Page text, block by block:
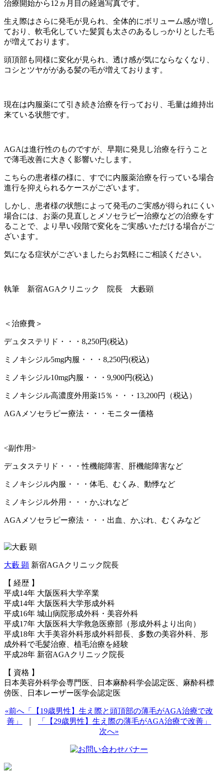
治療開始から12ヵ月目の経過写真です。
生え際はさらに発毛が見られ、全体的にボリューム感が増し
ており、軟毛化していた髪質も太さのあるしっかりとした毛
が増えております。
頭頂部も同様に変化が見られ、透け感が気にならなくなり、
コシとツヤががある髪の毛が増えております。
現在は内服薬にて引き続き治療を行っており、毛量は維持出
来ている状態です。
AGAは進行性のものですが、早期に発見し治療を行うこと
で薄毛改善に大きく影響いたします。
こちらの患者様の様に、すでに内服薬治療を行っている場合
進行を抑えられるケースがございます。
しかし、患者様の状態によって発毛のご実感が得られにくい
場合には、お薬の見直しとメソセラピー治療などの治療をす
ることで、より早い段階で変化をご実感いただける場合がご
ざいます。
気になる症状がございましたらお気軽にご相談ください。
執筆 新宿AGAクリニック 院長 大藪顕
＜治療費＞
デュタステリド・・・8,250円(税込)
ミノキシジル5mg内服・・・8,250円(税込)
ミノキシジル10mg内服・・・9,900円(税込)
ミノキシジル高濃度外用薬15％・・・ 13,200円（税込）
AGAメソセラピー療法・・・モニター価格
<副作用>
デュタステリド・・・性機能障害、肝機能障害など
ミノキシジル内服・・・体毛、むくみ、動悸など
ミノキシジル外用・・・かぶれなど
AGAメソセラピー療法・・・出血、かぶれ、むくみなど
大藪 顕 新宿AGAクリニック院長
【 経歴 】
平成14年 大阪医科大学卒業
平成14年 大阪医科大学形成外科
平成16年 城山病院形成外科・美容外科
平成17年 大阪医科大学救急医療部（形成外科より出向）
平成18年 大手美容外科形成外科部長、多数の美容外科、形
成外科で毛髪治療、植毛治療を経験
平成28年 新宿AGAクリニック院長
【 資格 】
日本美容外科学会専門医、日本麻酔科学会認定医、麻酔科標
傍医、日本レーザー医学会認定医
«前へ「【19歳男性】生え際と頭頂部の薄毛がAGA治療で改
善」
「【29歳男性】生え際の薄毛がAGA治療で改善」
次へ»